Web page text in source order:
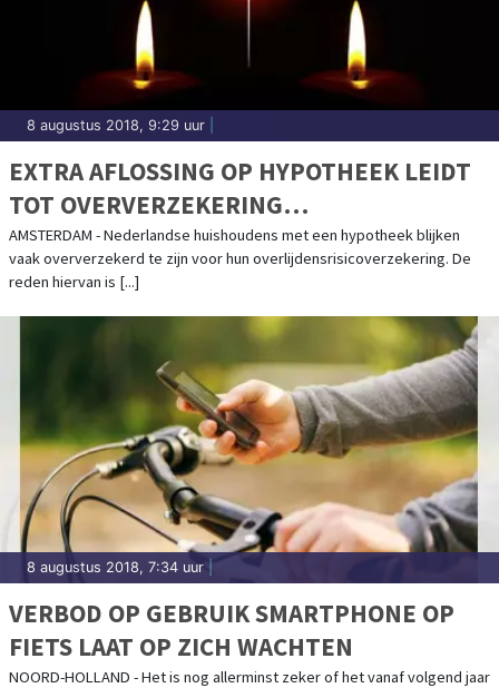
8 augustus 2018, 9:29 uur
EXTRA AFLOSSING OP HYPOTHEEK LEIDT
TOT OVERVERZEKERING
OVERLIJDENSRISICOVERZEKERING
AMSTERDAM - Nederlandse huishoudens met een hypotheek blijken
vaak oververzekerd te zijn voor hun overlijdensrisicoverzekering. De
reden hiervan is [...]
8 augustus 2018, 7:34 uur
VERBOD OP GEBRUIK SMARTPHONE OP
FIETS LAAT OP ZICH WACHTEN
NOORD-HOLLAND - Het is nog allerminst zeker of het vanaf volgend jaar